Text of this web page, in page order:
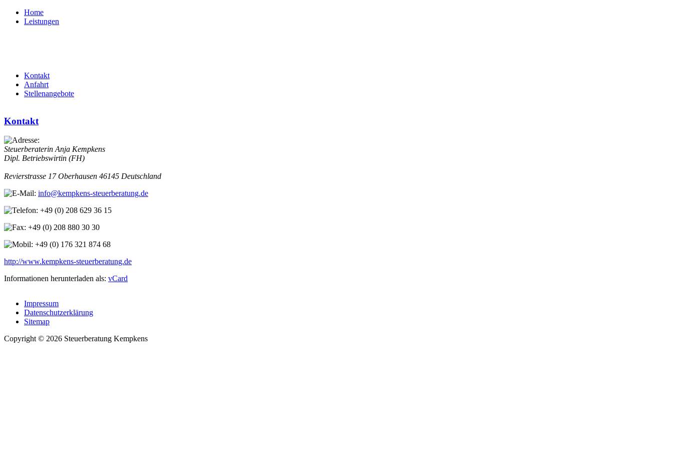
Home
Leistungen
Kontakt
Anfahrt
Stellenangebote
Kontakt
Steuerberaterin Anja Kempkens
Dipl. Betriebswirtin (FH)
Revierstrasse 17Oberhausen 46145 Deutschland
info@kempkens-steuerberatung.de
+49 (0) 208 629 36 15
+49 (0) 208 880 30 30
+49 (0) 176 321 874 68
http://www.kempkens-steuerberatung.de
Informationen herunterladen als: vCard
Impressum
Datenschutzerklärung
Sitemap
Copyright © 2026 Steuerberatung Kempkens